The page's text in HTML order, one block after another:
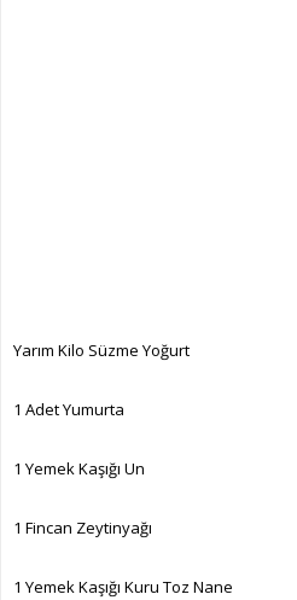
Yarım Kilo Süzme Yoğurt
1 Adet Yumurta
1 Yemek Kaşığı Un
1 Fincan Zeytinyağı
1 Yemek Kaşığı Kuru Toz Nane